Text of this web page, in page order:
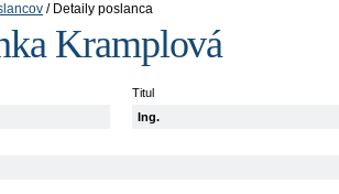
Detaily poslanca
Kramplová
Titul
Ing.